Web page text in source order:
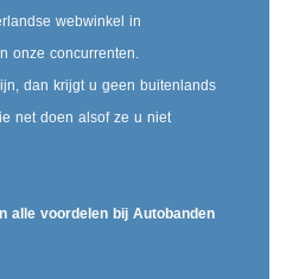
webwinkel in
onze concurrenten.
dan krijgt u geen buitenlands
net doen alsof ze u niet
alle voordelen bij Autobanden